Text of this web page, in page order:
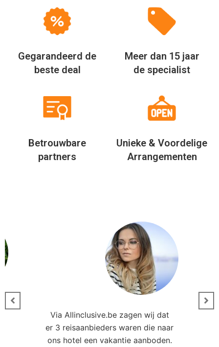
Gegarandeerd de
beste deal
Meer dan 15 jaar
de specialist
Betrouwbare
partners
Unieke & Voordelige
Arrangementen
Via Allinclusive.be zagen wij dat
er 3 reisaanbieders waren die naar
ons hotel een vakantie aanboden.